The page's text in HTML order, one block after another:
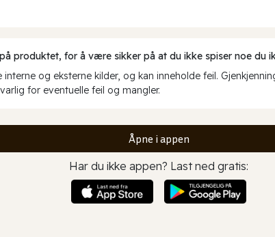
produktet, for å være sikker på at du ikke spiser noe du
og eksterne kilder, og kan inneholde feil.
for eventuelle feil og mangler.
Åpne i appen
Har du ikke appen? Last ned gratis: